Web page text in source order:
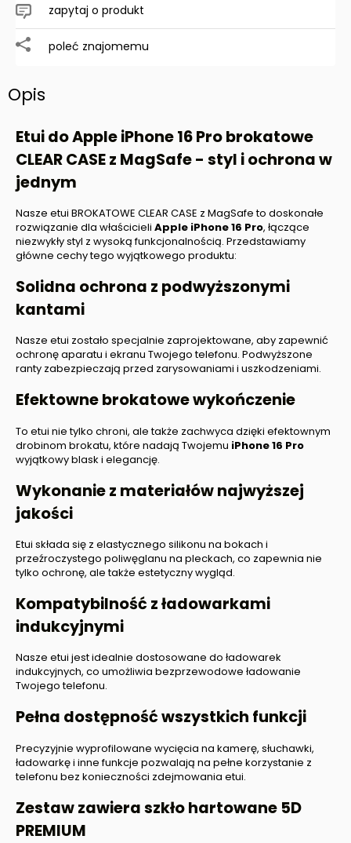
zapytaj o produkt
poleć znajomemu
Opis
Etui do Apple iPhone 16 Pro brokatowe
CLEAR CASE z MagSafe - styl i ochrona w
jednym
Nasze etui BROKATOWE CLEAR CASE z MagSafe to doskonałe
rozwiązanie dla właścicieli Apple iPhone 16 Pro, łączące
niezwykły styl z wysoką funkcjonalnością. Przedstawiamy
główne cechy tego wyjątkowego produktu:
Solidna ochrona z podwyższonymi
kantami
Nasze etui zostało specjalnie zaprojektowane, aby zapewnić
ochronę aparatu i ekranu Twojego telefonu. Podwyższone
ranty zabezpieczają przed zarysowaniami i uszkodzeniami.
Efektowne brokatowe wykończenie
To etui nie tylko chroni, ale także zachwyca dzięki efektownym
drobinom brokatu, które nadają Twojemu iPhone16 Pro
wyjątkowy blask i elegancję.
Wykonanie z materiałów najwyższej
jakości
Etui składa się z elastycznego silikonu na bokach i
przeźroczystego poliwęglanu na pleckach, co zapewnia nie
tylko ochronę, ale także estetyczny wygląd.
Kompatybilność z ładowarkami
indukcyjnymi
Nasze etui jest idealnie dostosowane do ładowarek
indukcyjnych, co umożliwia bezprzewodowe ładowanie
Twojego telefonu.
Pełna dostępność wszystkich funkcji
Precyzyjnie wyprofilowane wycięcia na kamerę, słuchawki,
ładowarkę i inne funkcje pozwalają na pełne korzystanie z
telefonu bez konieczności zdejmowania etui.
Zestaw zawiera szkło hartowane 5D
PREMIUM